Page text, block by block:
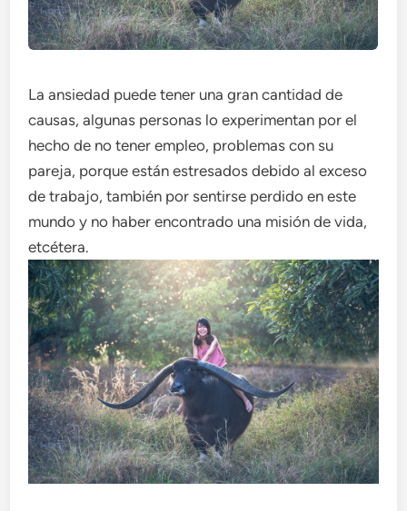
La ansiedad puede tener una gran cantidad de
causas, algunas personas lo experimentan por el
hecho de no tener empleo, problemas con su
pareja, porque están estresados debido al exceso
de trabajo, también por sentirse perdido en este
mundo y no haber encontrado una misión de vida,
etcétera.